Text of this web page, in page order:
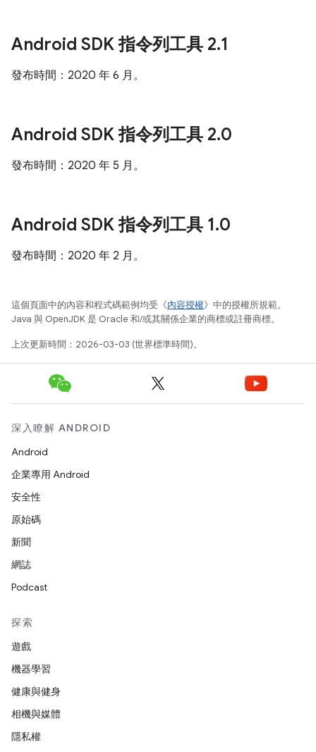
Android SDK 指令列工具 2.1
發布時間：2020 年 6 月。
Android SDK 指令列工具 2.0
發布時間：2020 年 5 月。
Android SDK 指令列工具 1.0
發布時間：2020 年 2 月。
這個頁面中的內容和程式碼範例均受《內容授權》中的授權所規範。
Java 與 OpenJDK 是 Oracle 和/或其關係企業的商標或註冊商標。
上次更新時間：2026-03-03 (世界標準時間)。
深入瞭解 ANDROID
Android
企業專用 Android
安全性
原始碼
新聞
網誌
Podcast
探索
遊戲
機器學習
健康與健身
相機與媒體
隱私權